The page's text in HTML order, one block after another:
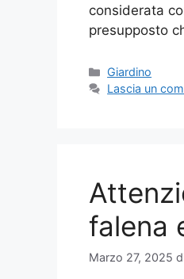
considerata
presupposto
Categorie
Giardino
Lascia un
falena
Marzo 27, 2025